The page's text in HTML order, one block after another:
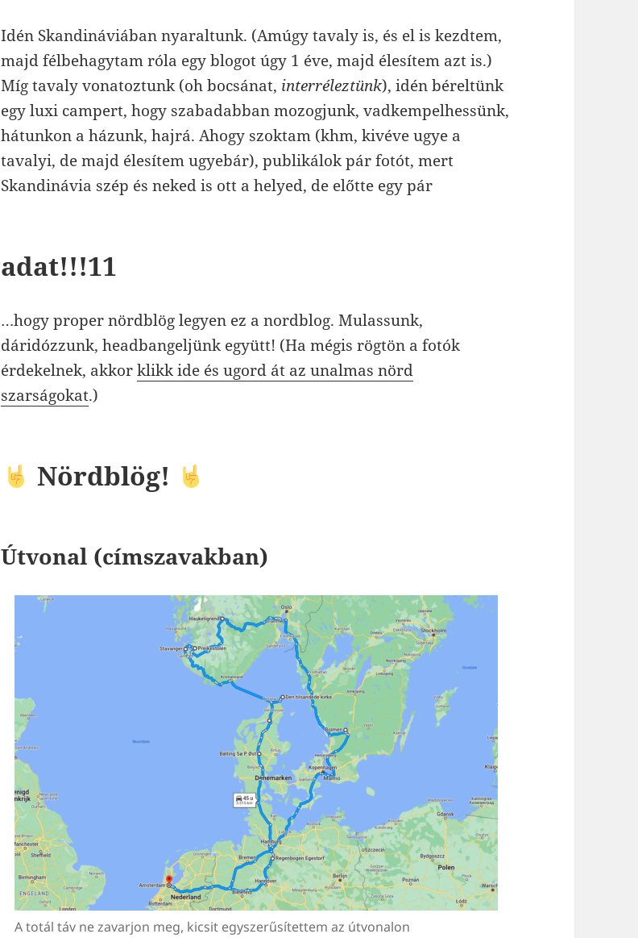
Idén Skandináviában nyaraltunk. (Amúgy tavaly is, és el is kezdtem,
majd félbehagytam róla egy blogot úgy 1 éve, majd élesítem azt is.)
Míg tavaly vonatoztunk (oh bocsánat, interréleztünk), idén béreltünk
egy luxi campert, hogy szabadabban mozogjunk, vadkempelhessünk,
hátunkon a házunk, hajrá. Ahogy szoktam (khm, kivéve ugye a
tavalyi, de majd élesítem ugyebár), publikálok pár fotót, mert
Skandinávia szép és neked is ott a helyed, de előtte egy pár
adat!!!11
…hogy proper nördblög legyen ez a nordblog. Mulassunk,
dáridózzunk, headbangeljünk együtt! (Ha mégis rögtön a fotók
érdekelnek, akkorklikk ide és ugord át az unalmas nörd
szarságokat.)
Nördblög!
Útvonal (címszavakban)
A totál táv ne zavarjon meg, kicsit egyszerűsítettem az útvonalon